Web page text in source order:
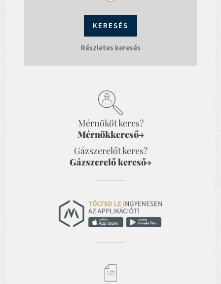
Részletes keresés
Mérnököt keres?
Mérnökkereső→
Gázszerelőt keres?
Gázszerelő kereső→